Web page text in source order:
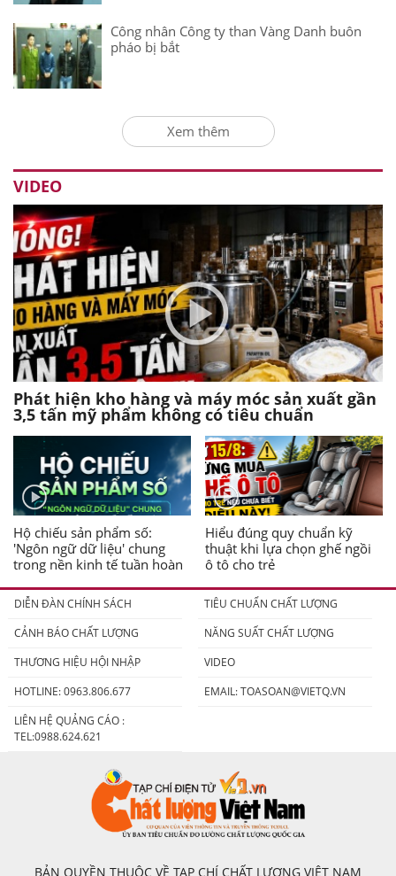
Công nhân Công ty than Vàng Danh buôn
pháo bị bắt
Xem thêm
VIDEO
Phát hiện kho hàng và máy móc sản xuất gần
3,5 tấn mỹ phẩm không có tiêu chuẩn
Hộ chiếu sản phẩm số:
'Ngôn ngữ dữ liệu' chung
trong nền kinh tế tuần hoàn
Hiểu đúng quy chuẩn kỹ
thuật khi lựa chọn ghế ngồi
ô tô cho trẻ
DIỄN ĐÀN CHÍNH SÁCH
TIÊU CHUẨN CHẤT LƯỢNG
CẢNH BÁO CHẤT LƯỢNG
NĂNG SUẤT CHẤT LƯỢNG
THƯƠNG HIỆU HỘI NHẬP
VIDEO
HOTLINE: 0963.806.677
EMAIL:TOASOAN@VIETQ.VN
LIÊN HỆ QUẢNG CÁO :
TEL:0988.624.621
BẢN QUYỀN THUỘC VỀ TẠP CHÍ CHẤT LƯỢNG VIỆT NAM